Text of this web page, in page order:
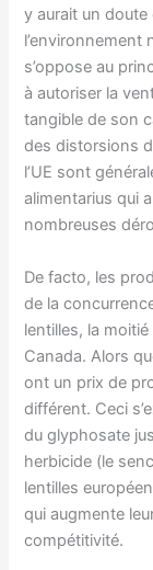
y aurait un
l’environnement
s’oppose au
à autoriser la
tangible de son
des distorsions
l’UE sont
alimentarius qui
nombreuses
De facto, les
de la
lentilles, la
Canada. Alors
ont un prix de
différent. Ceci
du glyphosate
herbicide (le
lentilles
qui augmente
compétitivité.